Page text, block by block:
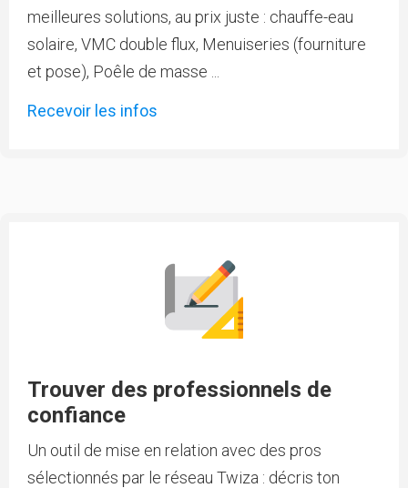
meilleures solutions, au prix juste : chauffe-eau
solaire, VMC double flux, Menuiseries (fourniture
et pose), Poêle de masse ...
Recevoir les infos
Trouver des professionnels de
confiance
Un outil de mise en relation avec des pros
sélectionnés par le réseau Twiza : décris ton